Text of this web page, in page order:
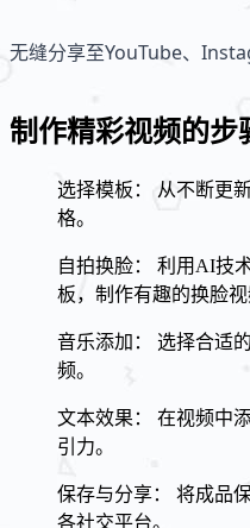
无缝分享至YouTube、
制作精彩视频的步
选择模板： 从不断更
格。
自拍换脸： 利用AI技
板，制作有趣的换脸视
音乐添加： 选择合适
频。
文本效果： 在视频中
引力。
保存与分享： 将成品
各社交平台。